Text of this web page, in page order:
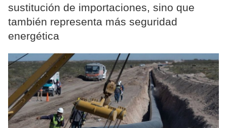
sustitución de importaciones, sino que
también representa más seguridad
energética